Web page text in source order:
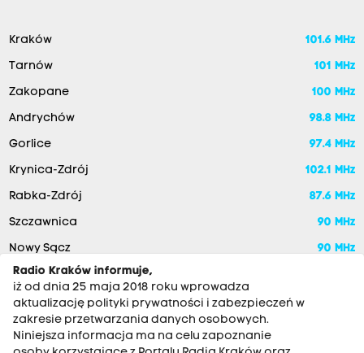
Kraków 101.6 MHz
Tarnów 101 MHz
Zakopane 100 MHz
Andrychów 98.8 MHz
Gorlice 97.4 MHz
Krynica-Zdrój 102.1 MHz
Rabka-Zdrój 87.6 MHz
Szczawnica 90 MHz
Nowy Sącz
90 MHz
Radio Kraków informuje,
iż od dnia 25 maja 2018 roku wprowadza
aktualizację polityki prywatności i zabezpieczeń w
zakresie przetwarzania danych osobowych.
Niniejsza informacja ma na celu zapoznanie